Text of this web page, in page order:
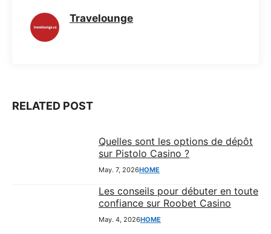
t
s
e s
r
Travelounge
RELATED POST
Quelles sont les options de dépôt
sur Pistolo Casino ?
May. 7, 2026HOME
Les conseils pour débuter en toute
confiance sur Roobet Casino
May. 4, 2026HOME